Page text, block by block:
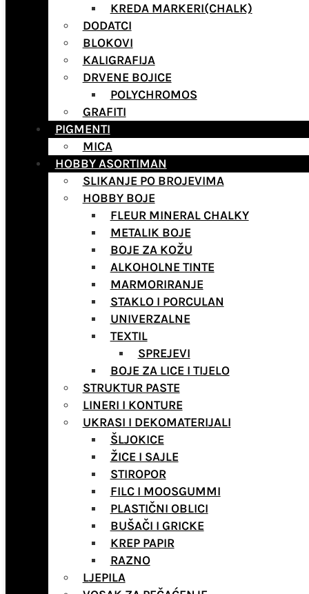
KREDA MARKERI(CHALK)
DODATCI
BLOKOVI
KALIGRAFIJA
DRVENE BOJICE
POLYCHROMOS
GRAFITI
PIGMENTI
MICA
HOBBY ASORTIMAN
SLIKANJE PO BROJEVIMA
HOBBY BOJE
FLEUR MINERAL CHALKY
METALIK BOJE
BOJE ZA KOŽU
ALKOHOLNE TINTE
MARMORIRANJE
STAKLO I PORCULAN
UNIVERZALNE
TEXTIL
SPREJEVI
BOJE ZA LICE I TIJELO
STRUKTUR PASTE
LINERI I KONTURE
UKRASI I DEKOMATERIJALI
ŠLJOKICE
ŽICE I SAJLE
STIROPOR
FILC I MOOSGUMMI
PLASTIČNI OBLICI
BUŠAČI I GRICKE
KREP PAPIR
RAZNO
LJEPILA